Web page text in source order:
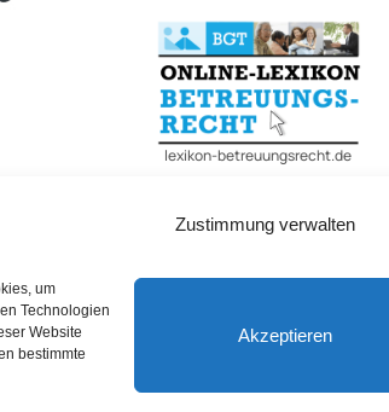
Zustimmung verwalten
um
Technologien
Website
bestimmte
Akzeptieren
lexikon-betreuungsrecht.de
Datenschutzerklärung AGB